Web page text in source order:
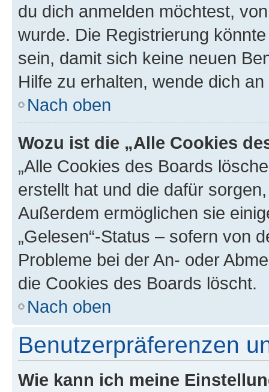
du dich anmelden möchtest,
wurde. Die Registrierung
sein, damit sich keine neuen
Hilfe zu erhalten, wende dich
Nach oben
Wozu ist die „Alle Cookies
„Alle Cookies des Boards
erstellt hat und die dafür
Außerdem ermöglichen sie
„Gelesen“-Status – sofern von
Probleme bei der An- oder
die Cookies des Boards löscht.
Nach oben
Benutzerpräferenzen
Wie kann ich meine